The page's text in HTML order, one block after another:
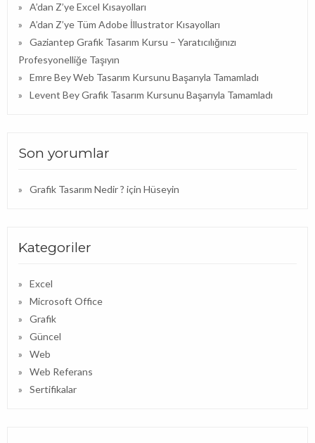
A’dan Z’ye Excel Kısayolları
A’dan Z’ye Tüm Adobe İllustrator Kısayolları
Gaziantep Grafik Tasarım Kursu – Yaratıcılığınızı
Profesyonelliğe Taşıyın
Emre Bey Web Tasarım Kursunu Başarıyla Tamamladı
Levent Bey Grafik Tasarım Kursunu Başarıyla Tamamladı
Son yorumlar
Grafik Tasarım Nedir ? için Hüseyin
Kategoriler
Excel
Microsoft Office
Grafik
Güncel
Web
Web Referans
Sertifikalar